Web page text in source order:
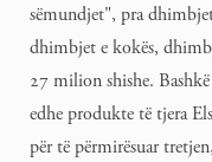
sëmundjet", pra
dhimbjet e kokës,
27 milion shishe.
edhe produkte të tjera
për të përmirësuar